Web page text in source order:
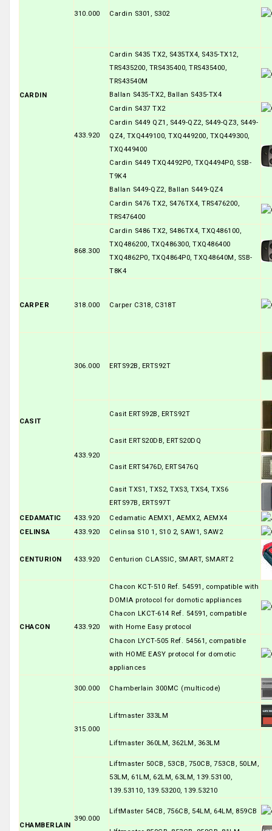
CARDIN
310.000 Cardin S301, S302
433.920
Cardin S435 TX2, S435TX4, S435-TX12,
TRS435200, TRS435400, TRS435400,
TRS43540M
Ballan S435-TX2, Ballan S435-TX4
Cardin S437 TX2
Cardin S449 QZ1, S449-QZ2, S449-QZ3, S449-
QZ4, TXQ449100, TXQ449200, TXQ449300,
TXQ449400
Cardin S449 TXQ4492P0, TXQ4494P0, SSB-
T9K4
Ballan S449-QZ2, Ballan S449-QZ4
Cardin S476 TX2, S476TX4, TRS476200,
TRS476400
868.300
Cardin S486 TX2, S486TX4, TXQ486100,
TXQ486200, TXQ486300, TXQ486400
TXQ4862P0, TXQ4864P0, TXQ48640M, SSB-
T8K4
CARPER 318.000 Carper C318, C318T
CASIT
306.000 ERTS92B, ERTS92T
433.920
Casit ERTS92B, ERTS92T
Casit ERTS20DB, ERTS20DQ
Casit ERTS476D, ERTS476Q
Casit TXS1, TXS2, TXS3, TXS4, TXS6
ERTS97B, ERTS97T
CEDAMATIC
433.920
Cedamatic AEMX1, AEMX2, AEMX4
CELINSA
433.920 Celinsa S10 1, S10 2, SAW1, SAW2
CENTURION 433.920 Centurion CLASSIC, SMART, SMART2
CHACON 433.920
Chacon KCT-510 Ref. 54591, compatible with
DOMIA protocol for domotic appliances
Chacon LKCT-614 Ref. 54591, compatible
with Home Easy protocol
Chacon LYCT-505 Ref. 54561, compatible
with HOME EASY protocol for domotic
appliances
CHAMBERLAIN
300.000 Chamberlain 300MC (multicode)
315.000
Liftmaster 333LM
Liftmaster 360LM, 362LM, 363LM
390.000
Liftmaster 50CB, 53CB, 750CB, 753CB, 50LM,
53LM, 61LM, 62LM, 63LM, 139.53100,
139.53110, 139.53200, 139.53210
LiftMaster 54CB, 756CB, 54LM, 64LM, 859CB